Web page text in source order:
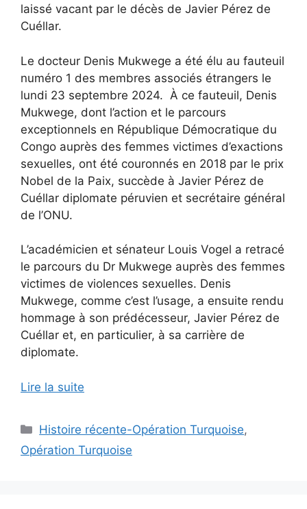
laissé vacant par le décès de Javier Pérez de
Cuéllar.
Le docteur Denis Mukwege a été élu au fauteuil
numéro 1 des membres associés étrangers le
lundi 23 septembre 2024. À ce fauteuil, Denis
Mukwege, dont l’action et le parcours
exceptionnels en République Démocratique du
Congo auprès des femmes victimes d’exactions
sexuelles, ont été couronnés en 2018 par le prix
Nobel de la Paix, succède à Javier Pérez de
Cuéllar diplomate péruvien et secrétaire général
de l’ONU.
L’académicien et sénateur Louis Vogel a retracé
le parcours du Dr Mukwege auprès des femmes
victimes de violences sexuelles. Denis
Mukwege, comme c’est l’usage, a ensuite rendu
hommage à son prédécesseur, Javier Pérez de
Cuéllar et, en particulier, à sa carrière de
diplomate.
Lire la suite
Catégories
Histoire récente-Opération Turquoise,
Opération Turquoise